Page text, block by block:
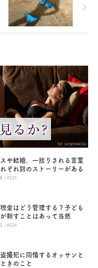
や結婚。一括りされる言葉
ぞれ別のストーリーがある
|#535
金はどう管理する？子ども
刺すことはあって当然
|#534
盗撮犯に同情するオッサンと
きのこと